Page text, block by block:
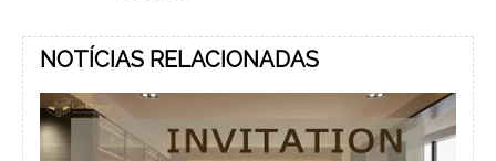
NOTÍCIAS RELACIONADAS